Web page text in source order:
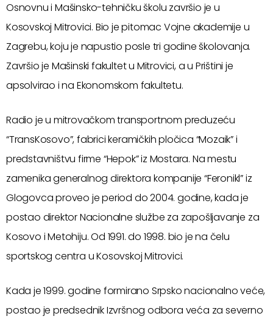
Osnovnu i Mašinsko-tehničku školu završio je u
Kosovskoj Mitrovici. Bio je pitomac Vojne akademije u
Zagrebu, koju je napustio posle tri godine školovanja.
Završio je Mašinski fakultet u Mitrovici, a u Prištini je
apsolvirao i na Ekonomskom fakultetu.
Radio je u mitrovačkom transportnom preduzeću
“TransKosovo”, fabrici keramičkih pločica “Mozaik” i
predstavništvu firme “Hepok” iz Mostara. Na mestu
zamenika generalnog direktora kompanije “Feronikl” iz
Glogovca proveo je period do 2004. godine, kada je
postao direktor Nacionalne službe za zapošljavanje za
Kosovo i Metohiju. Od 1991. do 1998. bio je na čelu
sportskog centra u Kosovskoj Mitrovici.
Kada je 1999. godine formirano Srpsko nacionalno veće,
postao je predsednik Izvršnog odbora veća za severno